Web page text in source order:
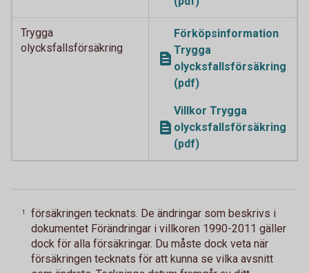
Trygga
olycksfallsförsäkring
Förköpsinformation
Trygga
olycksfallsförsäkring
(pdf)
Villkor Trygga
olycksfallsförsäkring
(pdf)
1
försäkringen tecknats. De ändringar som beskrivs i
dokumentet Förändringar i villkoren 1990-2011 gäller
dock för alla försäkringar. Du måste dock veta när
försäkringen tecknats för att kunna se vilka avsnitt